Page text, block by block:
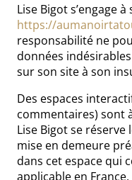
Lise Bigot s’engage
https://
responsabilité ne
données
sur son site à son
Des espaces
commentaires) sont
Lise Bigot se
mise en demeure
dans cet espace qui
applicable en